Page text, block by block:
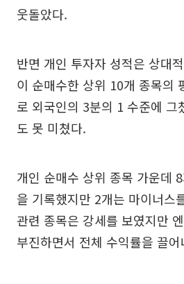
웃돌았다.
반면 개인 투자자 성적은 상대
이 순매수한 상위 10개 종목의
로 외국인의 3분의 1 수준에 그
도 못 미쳤다.
개인 순매수 상위 종목 가운데
을 기록했지만 2개는 마이너스
관련 종목은 강세를 보였지만
부진하면서 전체 수익률을 끌